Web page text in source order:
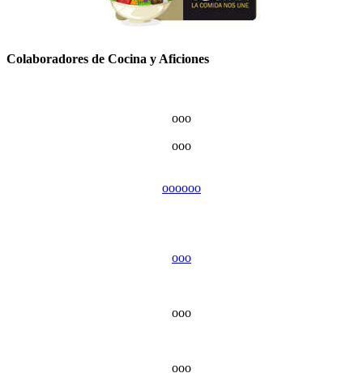
Colaboradores de Cocina y Aficiones
ooo
ooo
oooooo
ooo
ooo
ooo